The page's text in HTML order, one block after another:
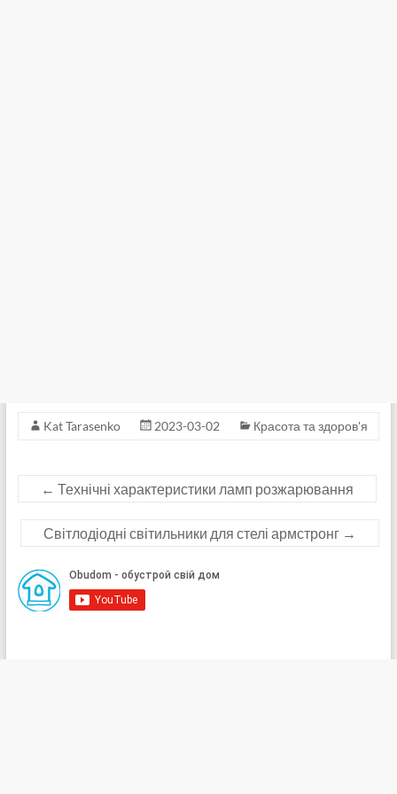
Kat Tarasenko 2023-03-02 Красота та здоров'я
← Технічні характеристики ламп розжарювання
Світлодіодні світильники для стелі армстронг →